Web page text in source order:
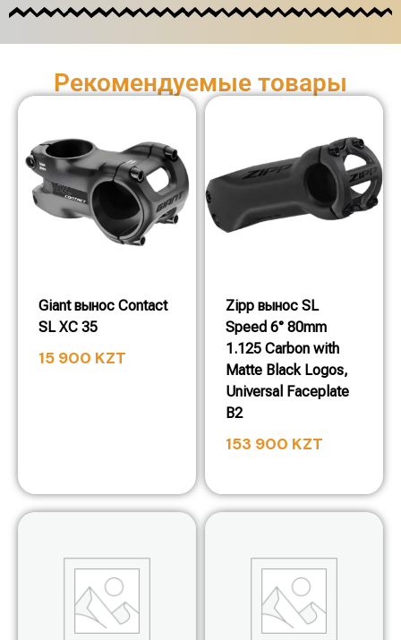
Рекомендуемые товары
Giant вынос Contact
SL XC 35
15 900 KZT
Zipp вынос SL
Speed 6° 80mm
1.125 Carbon with
Matte Black Logos,
Universal Faceplate
B2
153 900 KZT